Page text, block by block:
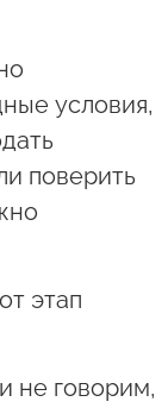
условия,
поверить
этап
не говорим,